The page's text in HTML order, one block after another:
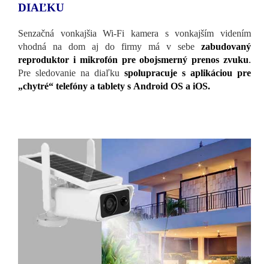
DIAĽKU
Senzačná vonkajšia Wi-Fi kamera s vonkajším videním
vhodná na dom aj do firmy má v sebe zabudovaný
reproduktor i mikrofón pre obojsmerný prenos zvuku.
Pre sledovanie na diaľku spolupracuje s aplikáciou pre
„chytré“ telefóny a tablety s Android OS a iOS.